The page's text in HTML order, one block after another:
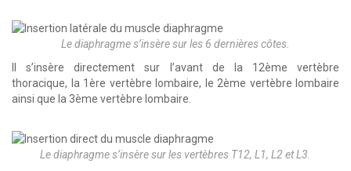
Le diaphragme s’insère sur les 6 dernières côtes.
Il s’insère directement sur l’avant de la 12ème vertèbre
thoracique, la 1ère vertèbre lombaire, le 2ème vertèbre lombaire
ainsi que la 3ème vertèbre lombaire.
Le diaphragme s’insère sur les vertèbres T12, L1, L2 et L3.